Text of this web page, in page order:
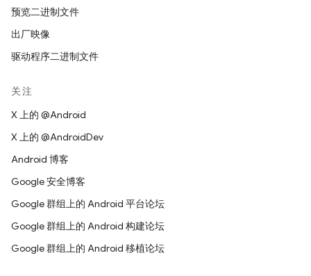
预览二进制文件
出厂映像
驱动程序二进制文件
关注
X 上的 @Android
X 上的 @AndroidDev
Android 博客
Google 安全博客
Google 群组上的 Android 平台论坛
Google 群组上的 Android 构建论坛
Google 群组上的 Android 移植论坛